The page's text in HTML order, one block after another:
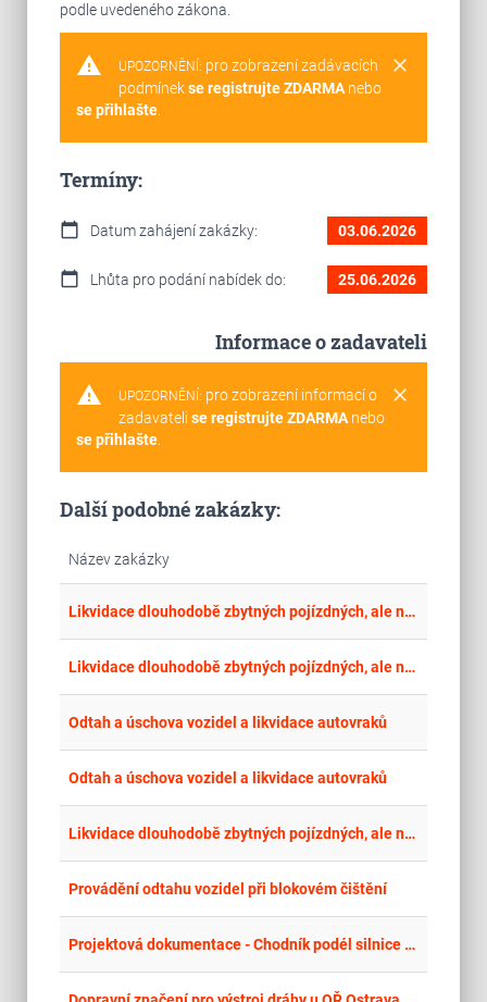
podle uvedeného zákona.
warning clear
UPOZORNĚNÍ: pro zobrazení zadávacích
podmínekse registrujte ZDARMAnebo
se přihlašte.
Termíny:
calendar_today Datum zahájení zakázky: 03.06.2026
calendar_today Lhůta pro podání nabídek do: 25.06.2026
Informace o zadavateli
warning clear
UPOZORNĚNÍ: pro zobrazení informací o
zadavateli se registrujte ZDARMAnebo
se přihlašte.
Další podobné zakázky:
Název zakázky
Likvidace dlouhodobě zbytných pojízdných, ale neprovozuschopných nákladních vozů v počtu 1000 ks.
Likvidace dlouhodobě zbytných pojízdných, ale neprovozuschopných nákladních vozů v počtu 1000 ks - druhá vlna
Odtah a úschova vozidel a likvidace autovraků
Odtah a úschova vozidel a likvidace autovraků
Likvidace dlouhodobě zbytných pojízdných, ale neprovozuschopných nákladních vozů v počtu 325 kusů
Provádění odtahu vozidel při blokovém čištění
Projektová dokumentace - Chodník podél silnice II/470 ul. Orlovská, Rychvald